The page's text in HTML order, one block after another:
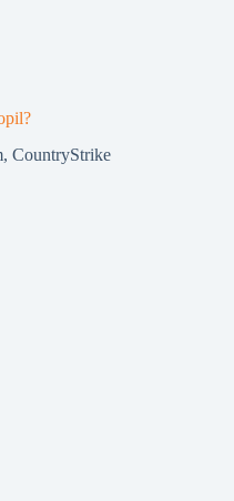
, CountryStrike